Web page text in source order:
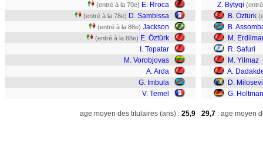
(entré à la 70e) E. Rroca
(entré à la 78e) D. Sambissa
(entré à la 88e) Jackson
(entré à la 88e) E. Öztürk
I. Topatar
M. Vorobjovas
A. Arda
G. Imbula
V. Temel
Z. Bytyqi
B. Öztürk
B.
M.
R. Safuri
M. Yilmaz
A.
D.
G.
age moyen des titulaires (ans) : 25,9 29,7 : age moyen